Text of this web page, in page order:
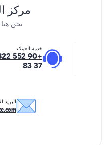
مركز
نحن
خدمة العملاء
552 822
37 83
البريد